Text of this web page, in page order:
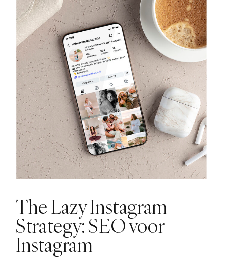
The Lazy Instagram
Strategy: SEO voor
Instagram